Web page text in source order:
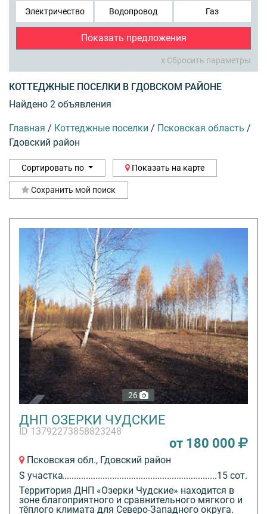
Электричество Водопровод Газ
Показать предложения
x Сбросить параметры
КОТТЕДЖНЫЕ ПОСЕЛКИ В ГДОВСКОМ РАЙОНЕ
Найдено 2 объявления
Главная / Коттеджные поселки / Псковская область /
Гдовский район
Сортировать по Показать на карте
Сохранить мой поиск
26
ДНП ОЗЕРКИ ЧУДСКИЕ
ID 13792273858823248
от 180 000
Псковская обл., Гдовский район
S участка
15 сот.
Территория ДНП «Озерки Чудские» находится в
зоне благоприятного и сравнительного мягкого и
тёплого климата для Северо-Западного округа.